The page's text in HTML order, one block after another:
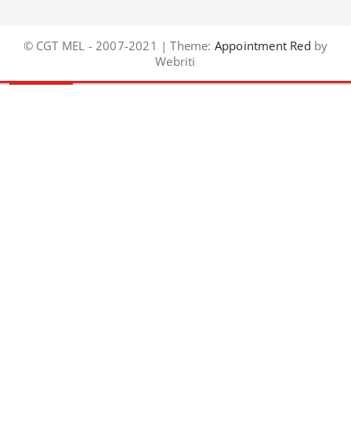
© CGT MEL - 2007-2021 | Theme: Appointment Red by
Webriti